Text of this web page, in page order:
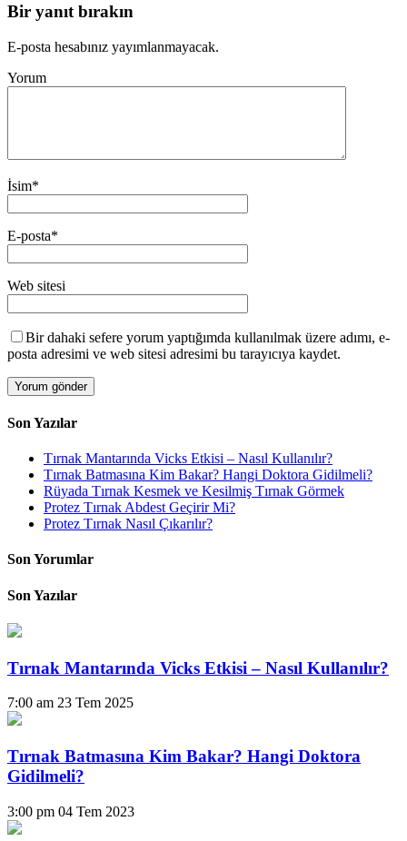
Bir yanıt bırakın
E-posta hesabınız yayımlanmayacak.
Yorum
İsim*
E-posta*
Web sitesi
Bir dahaki sefere yorum yaptığımda kullanılmak üzere adımı, e-
posta adresimi ve web sitesi adresimi bu tarayıcıya kaydet.
Son Yazılar
Tırnak Mantarında Vicks Etkisi – Nasıl Kullanılır?
Tırnak Batmasına Kim Bakar? Hangi Doktora Gidilmeli?
Rüyada Tırnak Kesmek ve Kesilmiş Tırnak Görmek
Protez Tırnak Abdest Geçirir Mi?
Protez Tırnak Nasıl Çıkarılır?
Son Yorumlar
Son Yazılar
Tırnak Mantarında Vicks Etkisi – Nasıl Kullanılır?
7:00 am 23 Tem 2025
Tırnak Batmasına Kim Bakar? Hangi Doktora
Gidilmeli?
3:00 pm 04 Tem 2023